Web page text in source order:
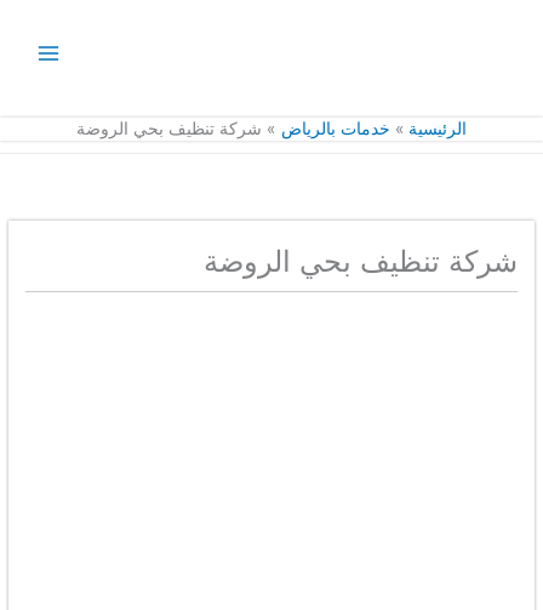
الرئيسية خدمات بالرياض شركة تنظيف بحي الروضة
شركة تنظيف بحي الروضة